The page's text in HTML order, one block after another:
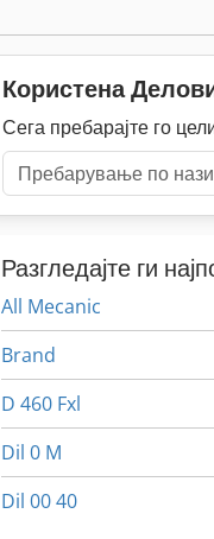
Користена
Сега пребарајте го
Разгледајте ги
All Mecanic
Brand
D 460 Fxl
Dil 0 M
Dil 00 40